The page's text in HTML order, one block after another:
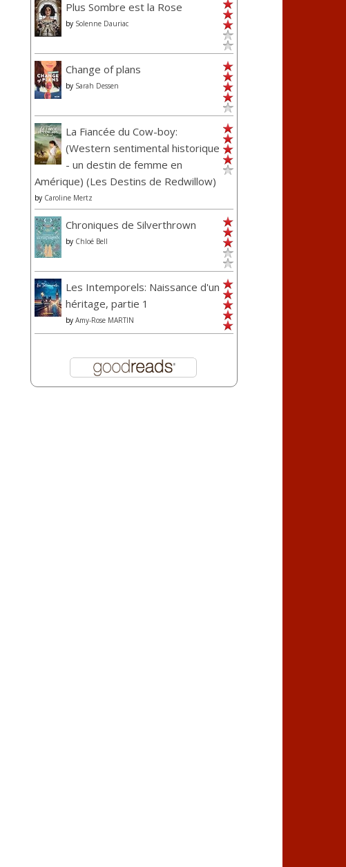
Plus Sombre est la Rose
by Solenne Dauriac
Change of plans
by Sarah Dessen
La Fiancée du Cow-boy:
(Western sentimental historique
- un destin de femme en
Amérique) (Les Destins de Redwillow)
by Caroline Mertz
Chroniques de Silverthrown
by Chloé Bell
Les Intemporels: Naissance d'un
héritage, partie 1
by Amy-Rose MARTIN